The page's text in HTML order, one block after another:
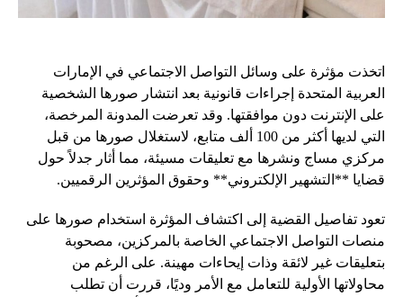
اتخذت مؤثرة على وسائل التواصل الاجتماعي في الإمارات
العربية المتحدة إجراءات قانونية بعد انتشار صورها الشخصية
على الإنترنت دون موافقتها. وقد تعرضت المدونة المرخصة،
التي لديها أكثر من 100 ألف متابع، لاستغلال صورها من قبل
مركزي مساج ونشرها مع تعليقات مسيئة، مما أثار جدلاً حول
قضايا **التشهير الإلكتروني** وحقوق المؤثرين الرقميين.
تعود تفاصيل القضية إلى اكتشاف المؤثرة استخدام صورها على
منصات التواصل الاجتماعي الخاصة بالمركزين، مصحوبة
بتعليقات غير لائقة وذات إيحاءات مهينة. على الرغم من
محاولاتها الأولية للتعامل مع الأمر وديًا، قررت أن تطلب